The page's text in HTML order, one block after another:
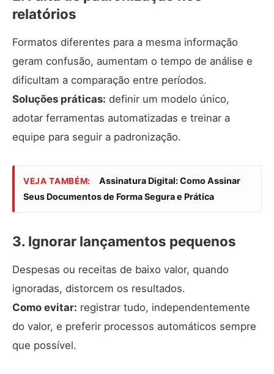
relatórios
Formatos diferentes para a mesma informação
geram confusão, aumentam o tempo de análise e
dificultam a comparação entre períodos.
Soluções práticas: definir um modelo único,
adotar ferramentas automatizadas e treinar a
equipe para seguir a padronização.
VEJA TAMBÉM:
Assinatura Digital: Como Assinar
Seus Documentos de Forma Segura e Prática
3. Ignorar lançamentos pequenos
Despesas ou receitas de baixo valor, quando
ignoradas, distorcem os resultados.
Como evitar: registrar tudo, independentemente
do valor, e preferir processos automáticos sempre
que possível.